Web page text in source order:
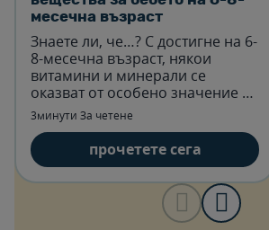
месечна възраст
Знаете ли, че…? С достигне на 6-
8-месечна възраст, някои
витамини и минерали се
оказват от особено значение за
здравето на Вашето бебе.
3минути За четене
прочетете сега